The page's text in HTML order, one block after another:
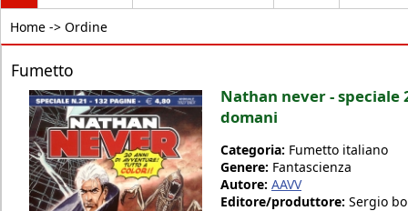
Home -> Ordine
Fumetto
Nathan never - speciale
domani
Categoria: Fumetto italiano
Genere: Fantascienza
Autore: AAVV
Editore/produttore: Sergio